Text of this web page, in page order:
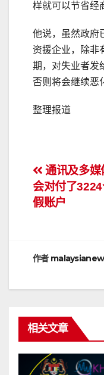
样就可以节省经
他说，虽然政府
资援企业，除非
期，对失业者发
否则将会继续恶
整理报道
文
章
航
通讯及多媒
会对付了
假账户
作者
相关文章